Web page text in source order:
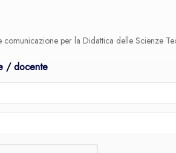
comunicazione per la Didattica delle Scienze
/ docente